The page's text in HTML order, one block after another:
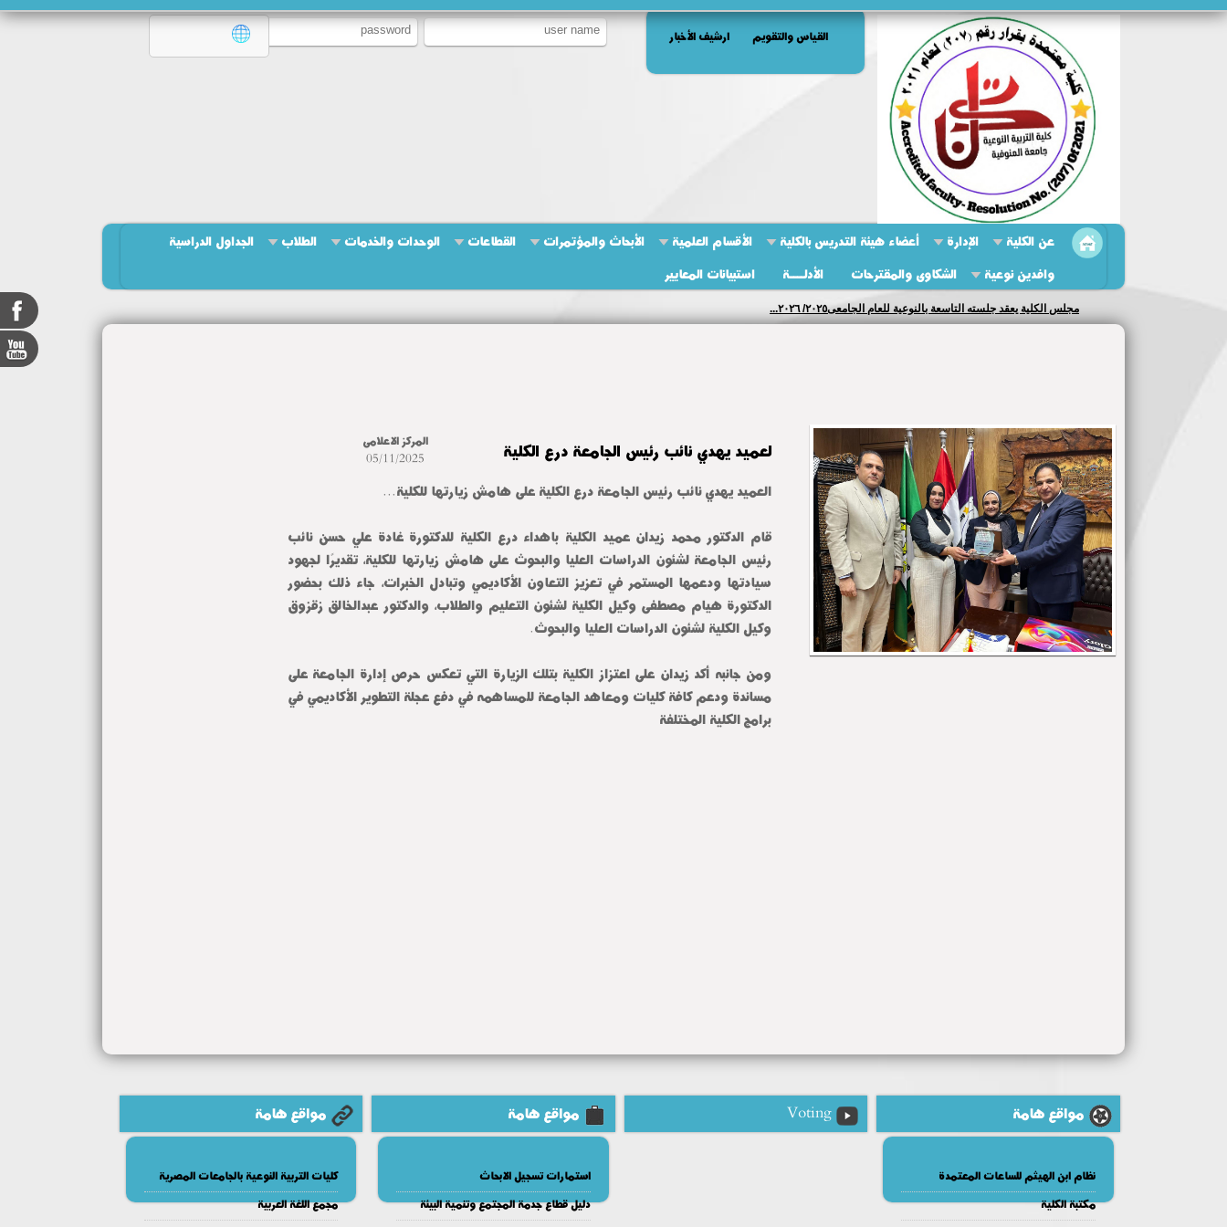
القياس والتقويم ارشيف الأخبار
عن الكلية الإدارة أعضاء هيئة التدريس بالكلية الأقسام العلمية الأبحاث والمؤتمرات القطاعات الوحدات والخدمات الطلاب
الجداول الدراسية
وافدين نوعية
الشكاوى والمقترحات الأدلــــة استبيانات المعايير
مجلس الكلية يعقد جلسته التاسعة بالنوعية للعام الجامعى٢٠٢٥/ ٢٠٢٦...
لعميد يهدي نائب رئيس الجامعة درع الكلية
المركز الاعلامى
05/11/2025
العميد يهدي نائب رئيس الجامعة درع الكلية على هامش زيارتها للكلية...
قام الدكتور محمد زيدان عميد الكلية باهداء درع الكلية للدكتورة غادة علي حسن نائب
رئيس الجامعة لشئون الدراسات العليا والبحوث على هامش زيارتها للكلية، تقديرًا لجهود
سيادتها ودعمها المستمر في تعزيز التعاون الأكاديمي وتبادل الخبرات، جاء ذلك بحضور
الدكتورة هيام مصطفى وكيل الكلية لشئون التعليم والطلاب، والدكتور عبدالخالق زقزوق
وكيل الكلية لشئون الدراسات العليا والبحوث.
ومن جانبه أكد زيدان على اعتزاز الكلية بتلك الزيارة التي تعكس حرص إدارة الجامعة على
مساندة ودعم كافة كليات ومعاهد الجامعة للمساهمه في دفع عجلة التطوير الأكاديمي في
برامج الكلية المختلفة
مواقع هامة
نظام ابن الهيثم للساعات المعتمدة
مكتبة الكلية
Voting مواقع هامة
استمارات تسجيل الابحاث
دليل قطاع جدمة المجتمع وتنمية البيئة
مواقع هامة
كليات التربية النوعية بالجامعات المصرية
مجمع اللغة العربية